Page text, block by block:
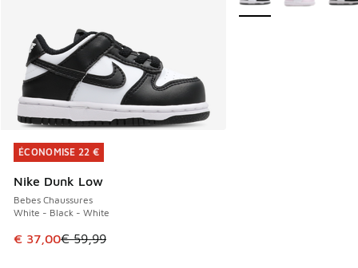
ÉCONOMISE 22 €
Nike Dunk Low
Bebes Chaussures
White - Black - White
Cet article est en promotion. Prix en baisse de € 59,99 à
€ 37,00€ 59,99
ÉCONOMISE 22 €